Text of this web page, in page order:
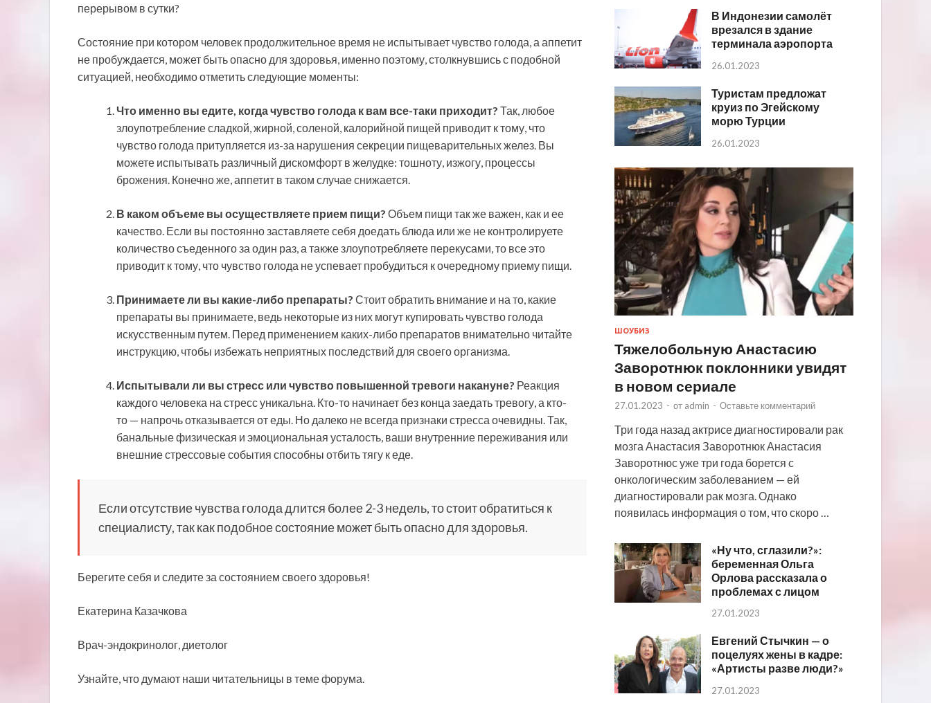
перерывом в сутки?
Состояние при котором человек продолжительное время не испытывает чувство голода, а аппетит
не пробуждается, может быть опасно для здоровья, именно поэтому, столкнувшись с подобной
ситуацией, необходимо отметить следующие моменты:
Что именно вы едите, когда чувство голода к вам все-таки приходит? Так, любое
злоупотребление сладкой, жирной, соленой, калорийной пищей приводит к тому, что
чувство голода притупляется из-за нарушения секреции пищеварительных желез. Вы
можете испытывать различный дискомфорт в желудке: тошноту, изжогу, процессы
брожения. Конечно же, аппетит в таком случае снижается.
В каком объеме вы осуществляете прием пищи? Объем пищи так же важен, как и ее
качество. Если вы постоянно заставляете себя доедать блюда или же не контролируете
количество съеденного за один раз, а также злоупотребляете перекусами, то все это
приводит к тому, что чувство голода не успевает пробудиться к очередному приему пищи.
Принимаете ли вы какие-либо препараты? Стоит обратить внимание и на то, какие
препараты вы принимаете, ведь некоторые из них могут купировать чувство голода
искусственным путем. Перед применением каких-либо препаратов внимательно читайте
инструкцию, чтобы избежать неприятных последствий для своего организма.
Испытывали ли вы стресс или чувство повышенной тревоги накануне? Реакция
каждого человека на стресс уникальна. Кто-то начинает без конца заедать тревогу, а кто-
то — напрочь отказывается от еды. Но далеко не всегда признаки стресса очевидны. Так,
банальные физическая и эмоциональная усталость, ваши внутренние переживания или
внешние стрессовые события способны отбить тягу к еде.
Если отсутствие чувства голода длится более 2-3 недель, то стоит обратиться к
специалисту, так как подобное состояние может быть опасно для здоровья.
Берегите себя и следите за состоянием своего здоровья!
Екатерина Казачкова
Врач-эндокринолог, диетолог
Узнайте, что думают наши читательницы в теме форума.
В Индонезии самолёт
врезался в здание
терминала аэропорта
26.01.2023
Туристам предложат
круиз по Эгейскому
морю Турции
26.01.2023
ШОУБИЗ
Тяжелобольную Анастасию
Заворотнюк поклонники увидят
в новом сериале
27.01.2023 - от admin - Оставьте комментарий
Три года назад актрисе диагностировали рак
мозга Анастасия Заворотнюк Анастасия
Заворотнюс уже три года борется с
онкологическим заболеванием — ей
диагностировали рак мозга. Однако
появилась информация о том, что скоро …
«Ну что, сглазили?»:
беременная Ольга
Орлова рассказала о
проблемах с лицом
27.01.2023
Евгений Стычкин — о
поцелуях жены в кадре:
«Артисты разве люди?»
27.01.2023